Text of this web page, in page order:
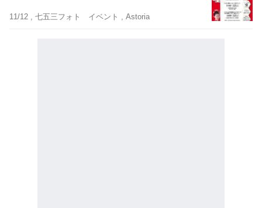
11/12 , 七五三フォト イベント , Astoria